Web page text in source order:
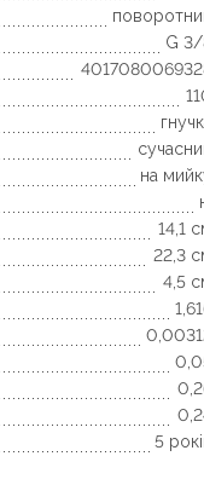
G
на
14,1
22,3
4,5
5